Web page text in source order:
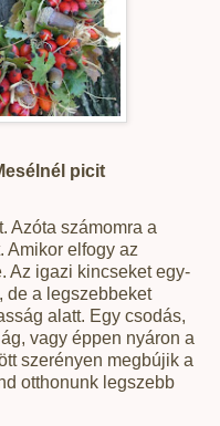
picit
Azóta számomra a
Amikor elfogy az
Az igazi kincseket egy-
de a legszebbeket
alatt. Egy csodás,
vagy éppen nyáron a
szerényen megbújik a
otthonunk legszebb